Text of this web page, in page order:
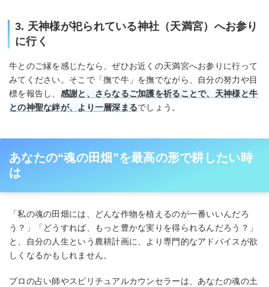
3. 天神様が祀られている神社（天満宮）へお参り
に行く
牛とのご縁を感じたなら、ぜひお近くの天満宮へお参りに行って
みてください。そこで「撫で牛」を撫でながら、自分の努力や目
標を報告し、 感謝と、さらなるご加護を祈ることで、天神様と牛
との神聖な絆が、より一層深まるでしょう。
あなたの“魂の田畑”を最高の形で耕したい時
は
「私の魂の田畑には、どんな作物を植えるのが一番いいんだろ
う？」「どうすれば、もっと豊かな実りを得られるんだろう？」
と、自分の人生という農耕計画に、より専門的なアドバイスが欲
しくなるかもしれません。
プロの占い師やスピリチュアルカウンセラーは、あなたの魂の土